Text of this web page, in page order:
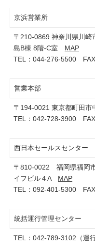
京浜営業所
〒210-0869 神奈川県川崎
島B棟 8階-C室 MAP
TEL： 044-276-5500
営業本部
〒194-0021 東京都町田
TEL： 042-728-3900
西日本セールスセンター
〒810-0022 福岡県福岡
イフビル４A MAP
TEL： 092-401-5300
統括運行管理センター
TEL： 042-789-3102 （運